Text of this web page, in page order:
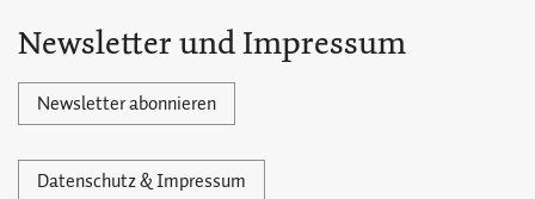
Newsletter und Impressum
Newsletter abonnieren
Datenschutz & Impressum